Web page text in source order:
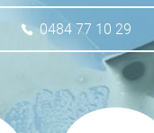
0484 77 10 29